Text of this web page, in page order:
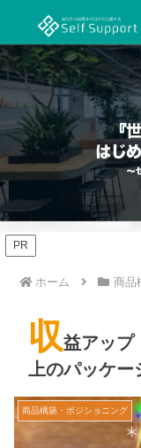
PR
ホーム 商品
収益アップ
上のパッケー
商品構築・ポジショニング